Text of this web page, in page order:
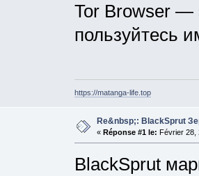
Tor Browser —
пользуйтесь
https://matanga-life.top
Re&nbsp;: BlackSprut
« Réponse #1 le: Février 28,
BlackSprut